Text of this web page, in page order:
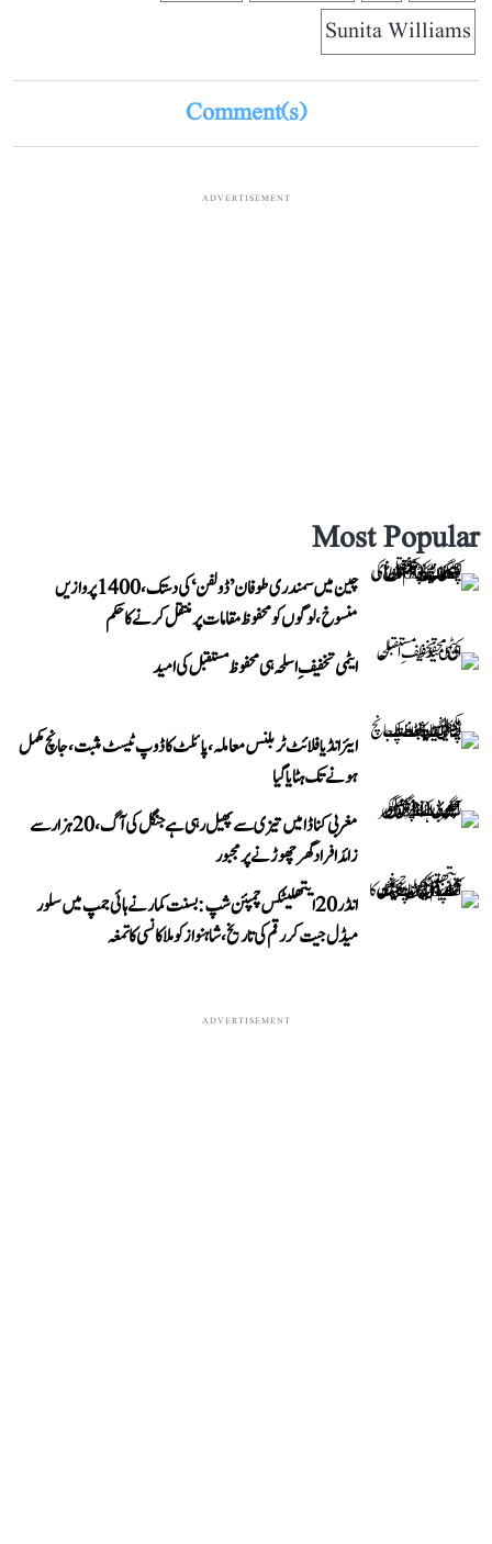
Sunita Williams
Comment(s)
ADVERTISEMENT
Most Popular
چین میں سمندری طوفان ’ڈولفن‘ کی دستک، 1400 پروازیں
منسوخ، لوگوں کو محفوظ مقامات پر منتقل کرنے کا حکم
ایٹمی تخفیفِ اسلحہ ہی محفوظ مستقبل کی امید
ایئر انڈیا فلائٹ ٹربلنس معاملہ، پائلٹ کا ڈوپ ٹیسٹ مثبت، جانچ مکمل
ہونے تک ہٹایا گیا
مغربی کناڈا میں تیزی سے پھیل رہی ہے جنگل کی آگ، 20 ہزار سے
زائد افراد گھر چھوڑنے پر مجبور
انڈر 20 ایتھلیٹکس چمپئن شپ: بسنت کمار نے ہائی جمپ میں سلور
میڈل جیت کر رقم کی تاریخ، شاہنواز کو ملا کانسی کا تمغہ
ADVERTISEMENT